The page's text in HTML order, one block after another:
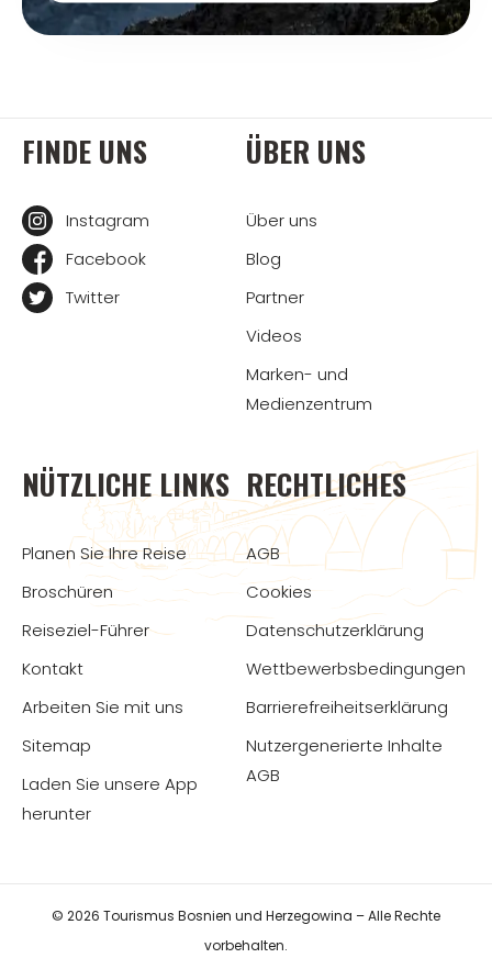
FINDE UNS
Instagram
Facebook
Twitter
ÜBER UNS
Über uns
Blog
Partner
Videos
Marken- und
Medienzentrum
NÜTZLICHE LINKS
Planen Sie Ihre Reise
Broschüren
Reiseziel-Führer
Kontakt
Arbeiten Sie mit uns
Sitemap
Laden Sie unsere App
herunter
RECHTLICHES
AGB
Cookies
Datenschutzerklärung
Wettbewerbsbedingungen
Barrierefreiheitserklärung
Nutzergenerierte Inhalte
AGB
© 2026 Tourismus Bosnien und Herzegowina – Alle Rechte
vorbehalten.